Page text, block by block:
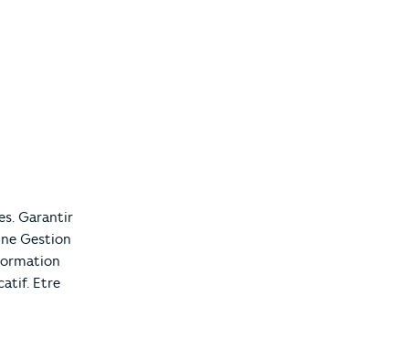
Garantir
Gestion
Etre